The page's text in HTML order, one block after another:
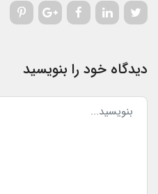
دیدگاه خود را بنویسید